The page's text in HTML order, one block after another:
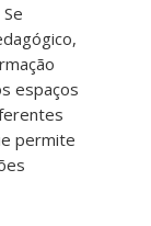
espaços
permite